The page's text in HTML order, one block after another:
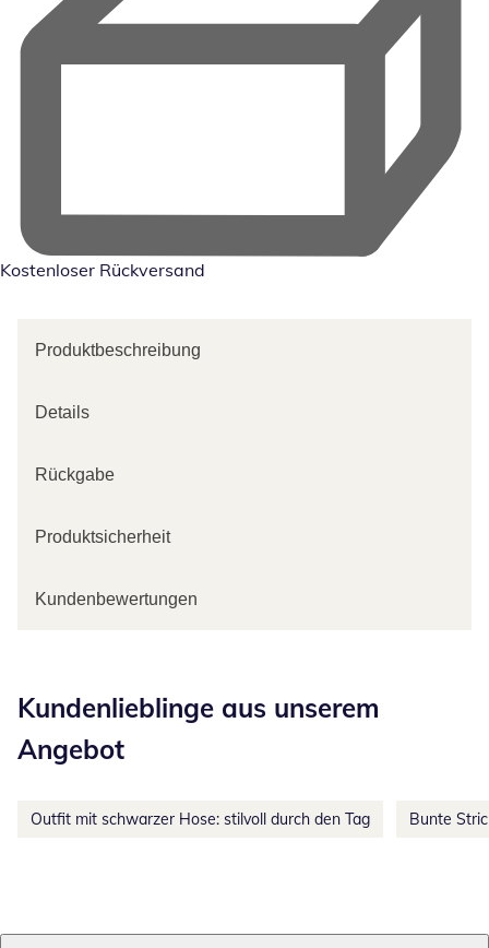
Kostenloser Rückversand
Produktbeschreibung
Details
Rückgabe
Produktsicherheit
Kundenbewertungen
Kundenlieblinge aus unserem
Angebot
Outfit mit schwarzer Hose: stilvoll durch den Tag Bunte